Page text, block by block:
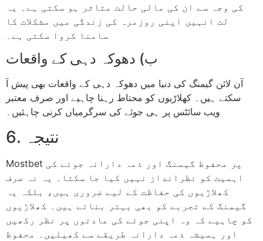
کی وجہ سے ان کی مالی حالت متاثر ہو سکتی ہے۔ یہ
لت انہیں اپنی روزمرہ کی زندگی میں مشکلات کا
سامنا کروا سکتی ہے۔
ب) دھوکہ دہی کے واقعات
آن لائن گیمنگ کی دنیا میں دھوکہ دہی کے واقعات بھی پیش آ
سکتے ہیں۔ کھلاڑیوں کو محتاط رہنا چاہیے اور صرف معتبر
ویب سائٹس پر ہی جوئے کی سرگرمیاں کرنی چاہئیں۔
6. نتیجہ
Mostbet پر محفوظ گیمنگ اور ذمہ دارانہ جوئے کی
اہمیت کو نظرانداز نہیں کیا جا سکتا۔ یہ نہ صرف
کھلاڑیوں کی حفاظت کے لیے ضروری ہیں، بلکہ یہ
گیمنگ کے تجربے کو بھی بہتر بناتے ہیں۔ کھلاڑیوں
کو چاہیے کہ وہ اپنی جوئے کی عادتوں پر نظر رکھیں
اور ہمیشہ ذمہ دارانہ طریقے سے کھیلیں۔ محفوظ